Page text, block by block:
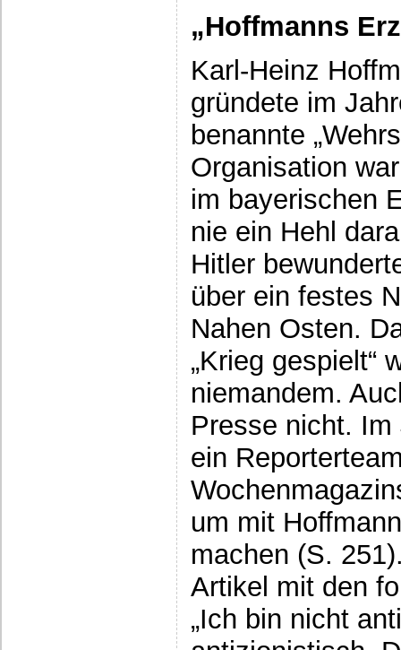
„Hoffmanns
Karl-Heinz
gründete im
benannte
Organisation
im bayerischen
nie ein Hehl
Hitler
über ein festes
Nahen Osten.
„Krieg gespielt“
niemandem.
Presse nicht.
ein
um mit
machen (S.
Artikel mit den
„Ich bin nicht